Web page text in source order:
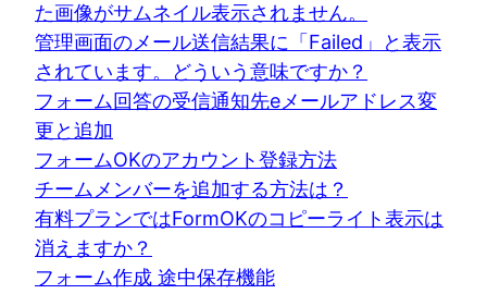
た画像がサムネイル表示されません。
管理画面のメール送信結果に「Failed」と表示
されています。どういう意味ですか？
フォーム回答の受信通知先eメールアドレス変
更と追加
フォームOKのアカウント登録方法
チームメンバーを追加する方法は？
有料プランではFormOKのコピーライト表示は
消えますか？
フォーム作成 途中保存機能